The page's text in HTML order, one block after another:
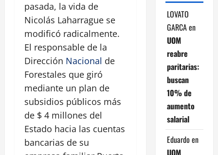
pasada, la vida de
Nicolás Laharrague se
modificó radicalmente.
El responsable de la
Dirección Nacional de
Forestales que giró
mediante un plan de
subsidios públicos más
de $ 4 millones del
Estado hacia las cuentas
bancarias de su
LOVATO
GARCAen
UOM
reabre
paritarias:
buscan
10% de
aumento
salarial
Eduardo en
UOM